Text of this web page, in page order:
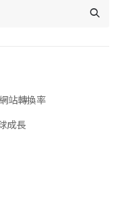
站轉換率
成長